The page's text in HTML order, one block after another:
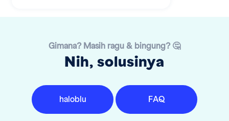
Gimana? Masih ragu & bingung? 🤔
Nih, solusinya
haloblu FAQ